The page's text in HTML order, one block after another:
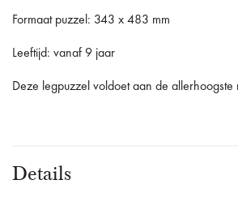
Formaat puzzel: 343 x 483 mm
Leeftijd: vanaf 9 jaar
Deze legpuzzel voldoet aan de allerhoogste
Details